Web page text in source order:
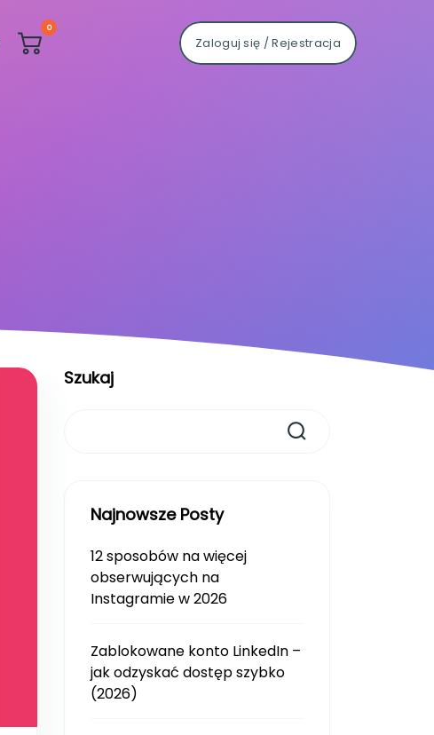
0
Zaloguj się / Rejestracja
Szukaj
Najnowsze Posty
12 sposobów na więcej
obserwujących na
Instagramie w 2026
Zablokowane konto LinkedIn –
jak odzyskać dostęp szybko
(2026)